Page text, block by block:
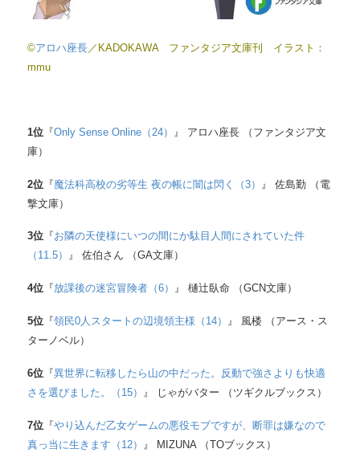
©アロハ座長／KADOKAWA ファンタジア文庫刊 イラスト：
mmu
1位 『Only Sense Online（24）
』 アロハ座長 （ファンタジア文
庫）
2位 『魔法科高校の劣等生 夜の帳に闇は閃く（3）
』 佐島勤 （電
撃文庫）
3位 『お隣の天使様にいつの間にか駄目人間にされていた件
（11.5） 』 佐伯さん （GA文庫）
4位 『放課後の迷宮冒険者（6） 』 樋辻臥命 （GCN文庫）
5位 『領民0人スタートの辺境領主様（14）
』 風楼 （アース・ス
ターノベル）
6位 『異世界に転移したら山の中だった。反動で強さよりも快適
さを選びました。（15）
』 じゃがバター （ツギクルブックス）
7位 『やり込んだ乙女ゲームの悪役モブですが、断罪は嫌なので
真っ当に生きます（12）
』 MIZUNA （TOブックス）